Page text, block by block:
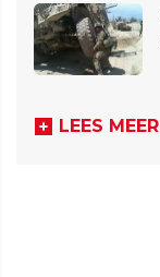
LEES MEER